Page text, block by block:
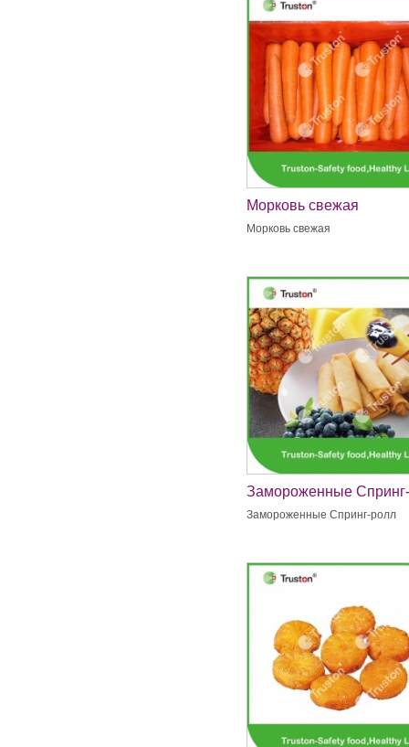
Морковь свежая
Морковь свежая
Замороженные
Замороженные Спринг-ролл